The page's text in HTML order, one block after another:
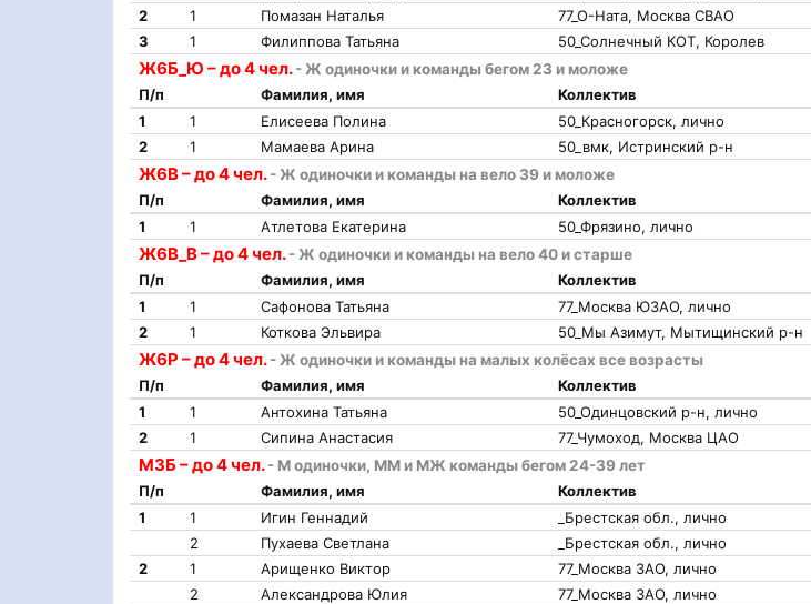
2 1 Помазан Наталья 77_О-Ната, Москва СВАО
3 1 Филиппова Татьяна 50_Солнечный КОТ, Королев
Ж6Б_Ю – до 4 чел. - Ж одиночки и команды бегом 23 и моложе
П/п
Фамилия, имя Коллектив
1
1 Елисеева Полина 50_Красногорск, лично
2 1 Мамаева Арина 50_вмк, Истринский р-н
Ж6В – до 4 чел. - Ж одиночки и команды на вело 39 и моложе
П/п
Фамилия, имя Коллектив
1
1 Атлетова Екатерина 50_Фрязино, лично
Ж6В_В – до 4 чел. - Ж одиночки и команды на вело 40 и старше
П/п
Фамилия, имя Коллектив
1
1 Сафонова Татьяна 77_Москва ЮЗАО, лично
2 1 Коткова Эльвира 50_Мы Азимут, Мытищинский р-н
Ж6Р – до 4 чел. - Ж одиночки и команды на малых колёсах все возрасты
П/п
Фамилия, имя Коллектив
1
1 Антохина Татьяна 50_Одинцовский р-н, лично
2 1 Сипина Анастасия 77_Чумоход, Москва ЦАО
М3Б – до 4 чел. - М одиночки, ММ и МЖ команды бегом 24-39 лет
П/п
Фамилия, имя Коллектив
1
1 Игин Геннадий _Брестская обл., лично
2 Пухаева Светлана _Брестская обл., лично
2 1 Арищенко Виктор 77_Москва ЗАО, лично
2 Александрова Юлия 77_Москва ЗАО, лично